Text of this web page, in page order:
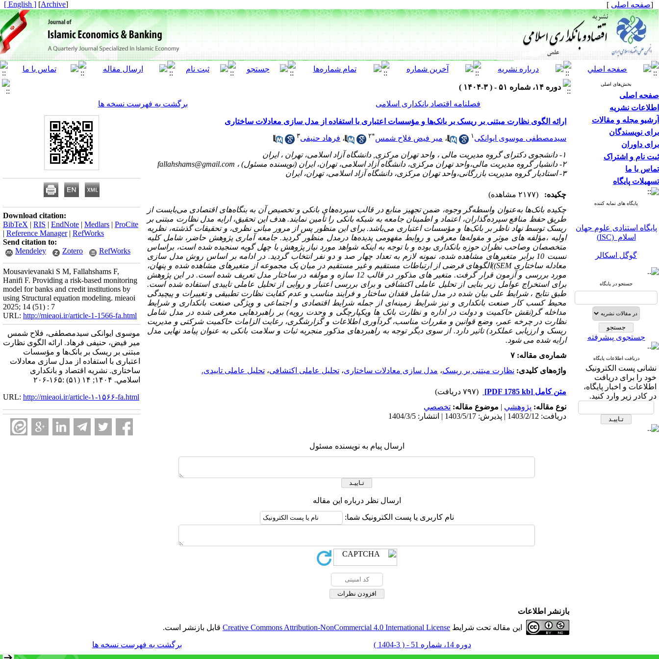
[صفحه اصلی ]
[
Archive
]
[ English ]
بخش‌های اصلی
صفحه اصلی
اطلاعات نشریه
آرشیو مجله و مقالات
برای نویسندگان
برای داوران
ثبت نام و اشتراک
تماس با ما
تسهیلات پایگاه
پایگاه های نمایه کننده
پایگاه استنادی علوم جهان
اسلام (ISC)
گوگل اسکالر
نورمگز
سیویلیکا
پایگاه استنادی علوم جهان
اسلام (ISC)
گوگل اسکالر
مگ ایران
جستجو در پایگاه
جستجوی پیشرفته
دریافت اطلاعات پایگاه
نشانی پست الکترونیک
خود را برای دریافت
اطلاعات و اخبار پایگاه،
در کادر زیر وارد کنید.
دوره ۱۴، شماره ۵۱ - ( ۳-۱۴۰۴ )
فصلنامه اقتصاد بانکداری اسلامی
برگشت به فهرست نسخه ها
ارائه الگوی نظارت مبتنی بر ریسک بر بانک‌ها و مؤسسات اعتباری با استفاده از مدل سازی معادلات ساختاری
سیدمصطفی موسوی ایوانکی ۱ ، میر فیض فلاح شمس*۲ ، فرهاد حنیفی۳
۱- دانشجوی دکترای گروه مدیریت مالی ، واحد تهران مرکزی, دانشگاه آزاد اسلامی، تهران ، ایران
۲- دانشیار گروه مدیریت مالی،واحد تهران مرکزی، دانشگاه آزاد اسلامی، تهران، ایران (نویسنده مسئول) ،
fallahshams@gmail.com
۳- استادیار گروه مدیریت بازرگانی،واحد تهران مرکزی، دانشگاه آزاد اسلامی، تهران، ایران
چکیده:
(۲۱۷۷ مشاهده)
چکیده بانک‌ها به‌عنوان واسطه‌گر وجوه، ضمن تجهیز منابع در قالب سپرده‌های بانکی و تخصیص آن به بنگاه‌های اقتصادی می‌بایست از
طریق حفظ منافع سپرده‌گذاران، اعتماد و اطمینان جامعه به شبکه بانکی را تأمین نمایند. هدف این تحقیق، ارایه مدل نظارت مبتنی بر
ریسک توسط نهاد ناظر بر بانک‌ها و مؤسسات اعتباری می‌باشد. برای این منظور پس از مرور مبانی نظری، و تحقیقات گذشته، نظریه
اولیه ،مؤلفه های موثر و مقوله‌ها معرفی و روابط مفهومی پدیده‌ها درمدل منظور گردید. جامعه آماری پژوهش حاضر، شامل کلیه
متخصصان وصاحب نظران حوزه بانکداری بوده و با توجه به اینکه شواهد مورد نیاز پژوهش با چهل گویه سنجیده شده است، براساس
نسبت 10 برابر متغیرهای مشاهده شده، نمونه لازم به تعداد چهار صد و دو نفر انتخاب گردید. در ادامه بر اساس روش مدل سازی
معادله ساختاری SEM))الگوهای فرضی از ارتباطات مستقیم و غیر مستقیم در میان یک مجموعه از متغیرهای مشاهده شده و پنهان،
مورد بررسی و آزمون قرار گرفت. متغیر های مذکور در قالب 12 سازه و مولفه در ساختار مدل تعریف شده است. در این پژوهش
برای استخراج عوامل زیر بنایی از تحلیل عاملی اکتشافی و برای بررسی اعتبار و روایی از تحلیل عاملی تاییدی استفاده شده است.
طبق نتایج ، شرایط علی بیان شده در مدل شامل فقدان ساختار و فرایند مناسب و عدم کفایت نظارت تطبیقی و تغییرات و پیچیدگی
محیط کسب کار صنعت بانکداری و نیز شرایط زمینه‌ای از جمله شرایط اقتصادی و اجتماعی و ویژگی صنعت بانکداری و شرایط
مداخله گر(نقش حاکمیت و دولت در اداره و نظارت بانک ها ویکپارچگی و وحدت رویه) بر راهبردهایی معرفی شده در مدل شامل
نظارت در چرخه عمر، وضع قوانین و مقررات مناسب، گردآوری اطلاعات و گزارشگری، رعایت الزامات حاکمیت شرکتی و مدیریت
ریسک و ارزیابی عملکرد) تاثیر دارد. از سوی دیگر توجه به راهبردهای مذکور منجربه ثبات و سلامت بانکی به عنوان پیامد نهایی مدل
ارایه شده می شود.
شماره‌ی مقاله: ۷
واژه‌های کلیدی: نظارت مبتنی بر ریسک، مدل سازی معادلات ساختاری، تحلیل عاملی اکتشافی، تحلیل عاملی تاییدی.
متن کامل [PDF 1785 kb]
(۷۹۷ دریافت)
نوع مقاله: پژوهشي | موضوع مقاله: تخصصي
دریافت: 1403/2/12 | پذیرش: 1403/5/17 | انتشار: 1404/3/5
ارسال پیام به نویسنده مسئول
ارسال نظر درباره این مقاله
نام کاربری یا پست الکترونیک شما:
Download citation:
BibTeX | RIS | EndNote | Medlars | ProCite
| Reference Manager| RefWorks
Send citation to:
Mendeley
Zotero RefWorks
Mousavievanaki S M, Fallahshams F,
Hanifi F. Providing a risk-based monitoring
model for banks and credit institutions by
using Structural equation modeling. mieaoi
2025; 14 (51) : 7
URL: http://mieaoi.ir/article-1-1566-fa.html
موسوی ایوانکی سیدمصطفی، فلاح شمس
میر فیض، حنیفی فرهاد. ارائه الگوی نظارت
مبتنی بر ریسک بر بانک‌ها و مؤسسات
اعتباری با استفاده از مدل سازی معادلات
ساختاری. نشریه اقتصاد و بانکداری
اسلامي. ۱۴۰۴; ۱۴ (۵۱) :۱۶۵-۲۰۶
URL: http://mieaoi.ir/article-۱-۱۵۶۶-fa.html
بازنشر اطلاعات
این مقاله تحت شرایط Creative Commons Attribution-NonCommercial 4.0 International License قابل بازنشر است.
دوره 14، شماره 51 - ( 3-1404 ) برگشت به فهرست نسخه ها